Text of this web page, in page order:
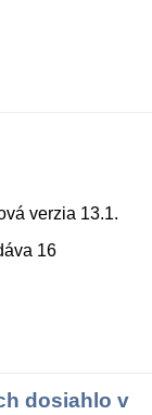
verzia 13.1.
16
dosiahlo v